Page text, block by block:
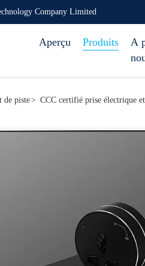
Company Limited
Aperçu Produits
A
de piste> CCC certifié prise électrique